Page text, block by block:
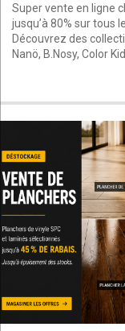
Super vente en ligne
jusqu’à 80% sur tous
Découvrez des
Nanö, B.Nosy, Color